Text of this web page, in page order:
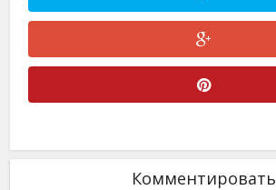
Комментировать